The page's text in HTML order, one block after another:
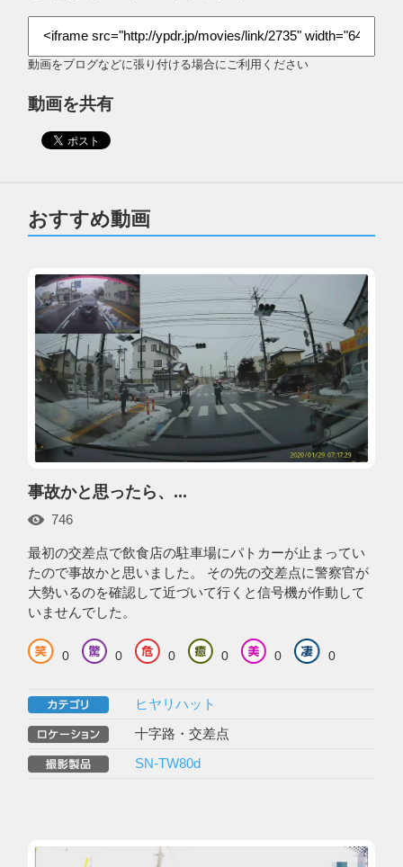
動画をブログなどに張り付ける場合にご利用ください
動画を共有
おすすめ動画
事故かと思ったら、...
746
最初の交差点で飲食店の駐車場にパトカーが止まってい
たので事故かと思いました。 その先の交差点に警察官が
大勢いるのを確認して近づいて行くと信号機が作動して
いませんでした。
0 0 0 0 0 0
ヒヤリハット
十字路・交差点
SN-TW80d